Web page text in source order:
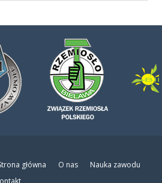
główna O nas
Nauka zawodu